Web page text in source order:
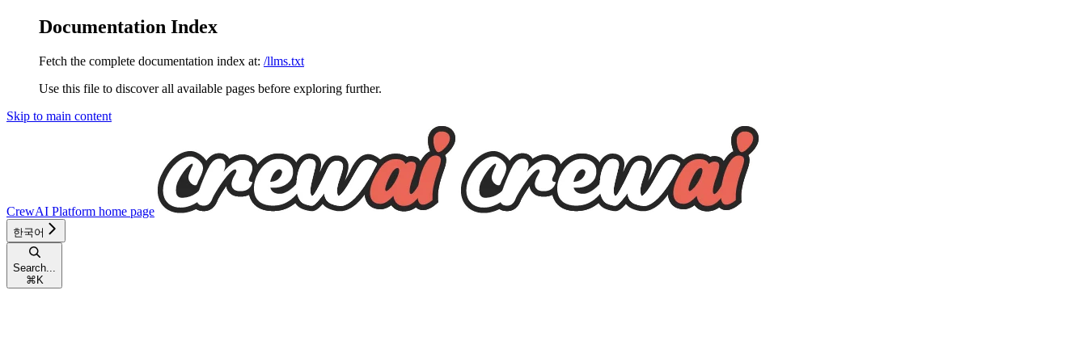
Documentation Index
Fetch the complete documentation index at: /llms.txt
Use this file to discover all available pages before exploring further.
Skip to main content
CrewAI Platform home page
한국어
Search...
⌘ K